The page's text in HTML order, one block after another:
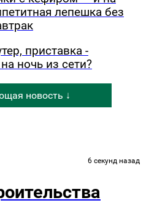
лепешка без
приставка -
ночь из сети?
новость ↓
6 секунд назад